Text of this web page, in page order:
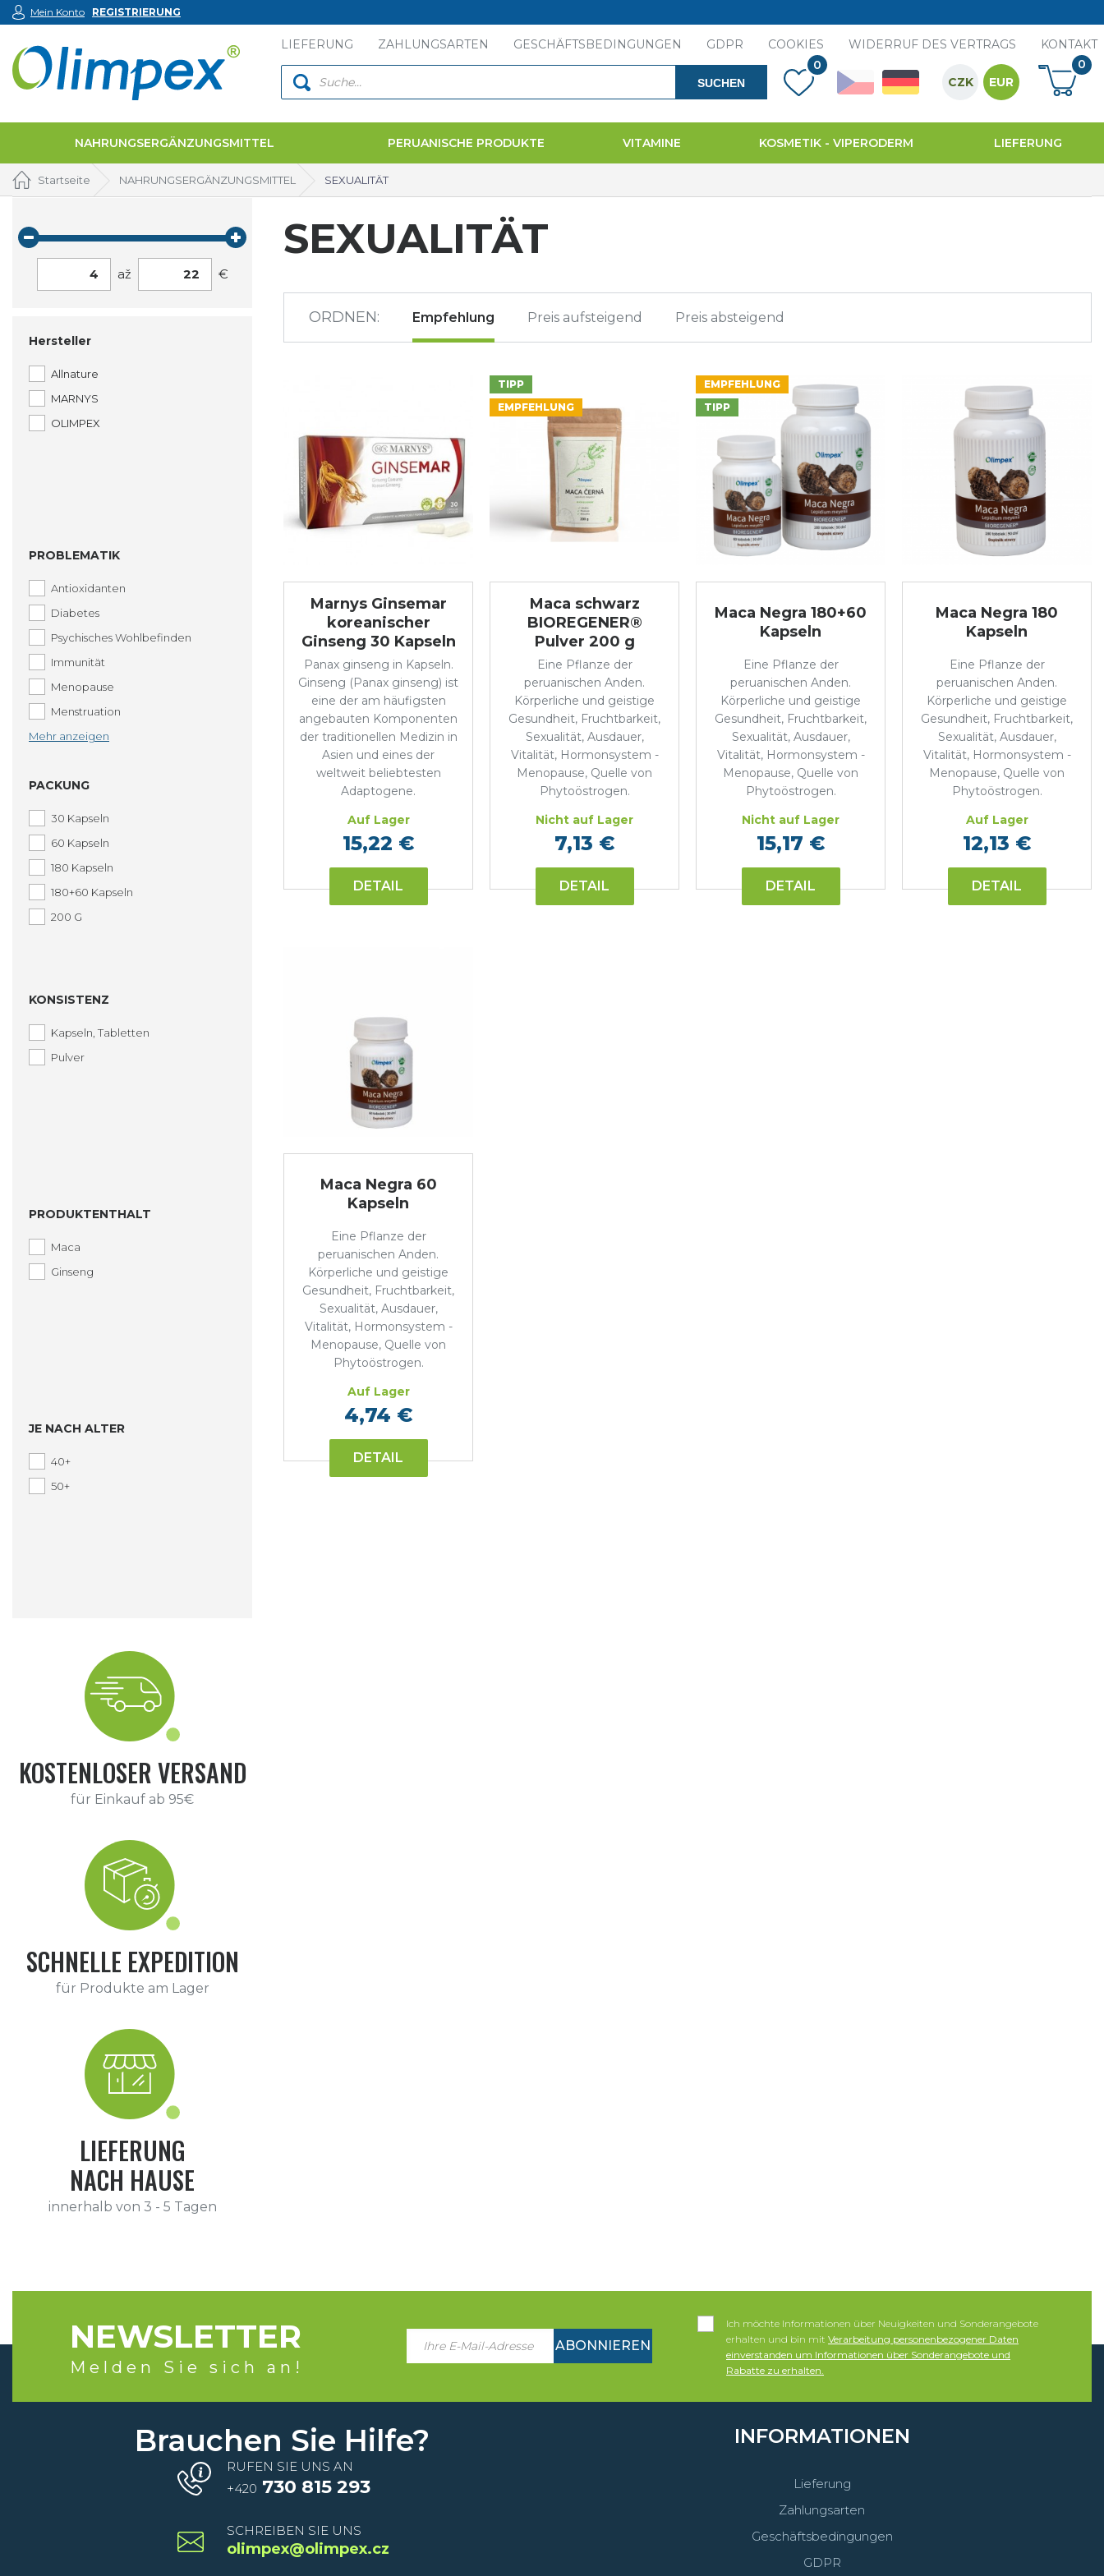
LIEFERUNG ZAHLUNGSARTEN GESCHÄFTSBEDINGUNGEN GDPR COOKIES WIDERRUF DES VERTRAGS KONTAKT
SUCHEN
Mein Konto REGISTRIERUNG
0
CZK
EUR
0
NAHRUNGSERGÄNZUNGSMITTEL PERUANISCHE PRODUKTE VITAMINE KOSMETIK - VIPERODERM LIEFERUNG
Startseite NAHRUNGSERGÄNZUNGSMITTEL SEXUALITÄT
SEXUALITÄT
ORDNEN: Empfehlung Preis aufsteigend Preis absteigend
Marnys Ginsemar
koreanischer
Ginseng 30 Kapseln
Panax ginseng in Kapseln.
Ginseng (Panax ginseng) ist
eine der am häufigsten
angebauten Komponenten
der traditionellen Medizin in
Asien und eines der
weltweit beliebtesten
Adaptogene.
Auf Lager
15,22 €
DETAIL
TIPP
EMPFEHLUNG
Maca schwarz
BIOREGENER®
Pulver 200 g
Eine Pflanze der
peruanischen Anden.
Körperliche und geistige
Gesundheit, Fruchtbarkeit,
Sexualität, Ausdauer,
Vitalität, Hormonsystem -
Menopause, Quelle von
Phytoöstrogen.
Nicht auf Lager
7,13 €
DETAIL
EMPFEHLUNG
TIPP
Maca Negra 180+60
Kapseln
Eine Pflanze der
peruanischen Anden.
Körperliche und geistige
Gesundheit, Fruchtbarkeit,
Sexualität, Ausdauer,
Vitalität, Hormonsystem -
Menopause, Quelle von
Phytoöstrogen.
Nicht auf Lager
15,17 €
DETAIL
Maca Negra 180
Kapseln
Eine Pflanze der
peruanischen Anden.
Körperliche und geistige
Gesundheit, Fruchtbarkeit,
Sexualität, Ausdauer,
Vitalität, Hormonsystem -
Menopause, Quelle von
Phytoöstrogen.
Auf Lager
12,13 €
DETAIL
Maca Negra 60
Kapseln
Eine Pflanze der
peruanischen Anden.
Körperliche und geistige
Gesundheit, Fruchtbarkeit,
Sexualität, Ausdauer,
Vitalität, Hormonsystem -
Menopause, Quelle von
Phytoöstrogen.
Auf Lager
4,74 €
DETAIL
4 až 22 €
Hersteller
Allnature
MARNYS
OLIMPEX
PROBLEMATIK
Antioxidanten
Diabetes
Psychisches Wohlbefinden
Immunität
Menopause
Menstruation
Harnwege
Haut
Mehr anzeigen
PACKUNG
30 Kapseln
60 Kapseln
180 Kapseln
180+60 Kapseln
200 G
KONSISTENZ
Kapseln, Tabletten
Pulver
PRODUKTENTHALT
Maca
Ginseng
JE NACH ALTER
40+
50+
KOSTENLOSER VERSAND
für Einkauf ab 95€
SCHNELLE EXPEDITION
für Produkte am Lager
LIEFERUNG
NACH HAUSE
innerhalb von 3 - 5 Tagen
NEWSLETTER
Melden Sie sich an!
ABONNIEREN
Ich möchte Informationen über Neuigkeiten und Sonderangebote
erhalten und bin mit Verarbeitung personenbezogener Daten
einverstanden um Informationen über Sonderangebote und
Rabatte zu erhalten.
Brauchen Sie Hilfe?
RUFEN SIE UNS AN
+420 730 815 293
SCHREIBEN SIE UNS
olimpex@olimpex.cz
INFORMATIONEN
Lieferung
Zahlungsarten
Geschäftsbedingungen
GDPR